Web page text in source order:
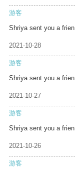
游客
Shriya sent you a frien
2021-10-28
游客
Shriya sent you a frien
2021-10-27
游客
Shriya sent you a frien
2021-10-26
游客